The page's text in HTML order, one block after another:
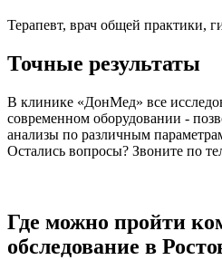
Терапевт, врач общей практики,
Точные результаты
В клинике «ДонМед» все
современном оборудовании -
анализы по различным
Остались вопросы? Звоните по
Где можно пройти
обследование в